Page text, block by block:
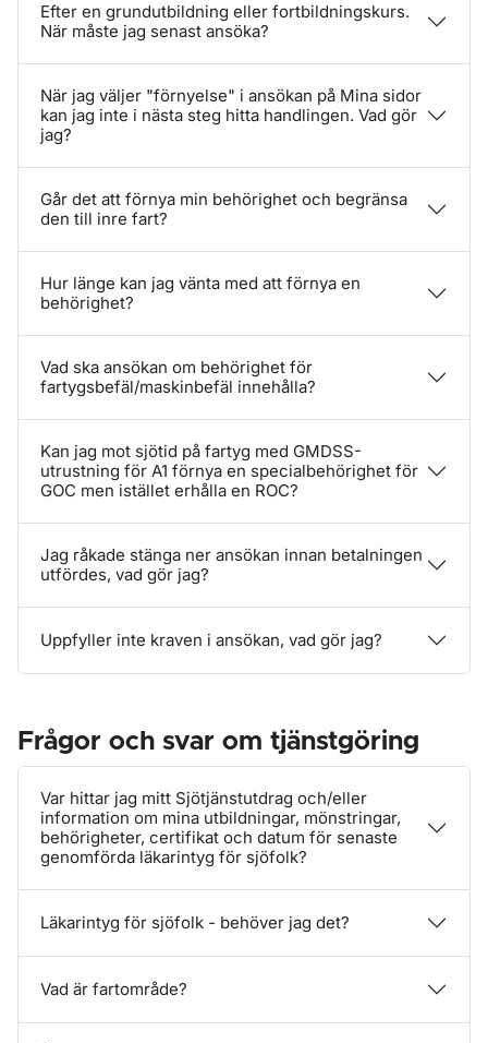
Efter en grundutbildning eller fortbildningskurs.
När måste jag senast ansöka?
När jag väljer "förnyelse" i ansökan på Mina sidor
kan jag inte i nästa steg hitta handlingen. Vad gör
jag?
Går det att förnya min behörighet och begränsa
den till inre fart?
Hur länge kan jag vänta med att förnya en
behörighet?
Vad ska ansökan om behörighet för
fartygsbefäl/maskinbefäl innehålla?
Kan jag mot sjötid på fartyg med GMDSS-
utrustning för A1 förnya en specialbehörighet för
GOC men istället erhålla en ROC?
Jag råkade stänga ner ansökan innan betalningen
utfördes, vad gör jag?
Uppfyller inte kraven i ansökan, vad gör jag?
Frågor och svar om tjänstgöring
Var hittar jag mitt Sjötjänstutdrag och/eller
information om mina utbildningar, mönstringar,
behörigheter, certifikat och datum för senaste
genomförda läkarintyg för sjöfolk?
Läkarintyg för sjöfolk - behöver jag det?
Vad är fartområde?